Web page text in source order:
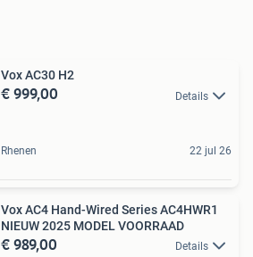
Vox AC30 H2
€ 999,00 Details
Rhenen 22 jul 26
Vox AC4 Hand-Wired Series AC4HWR1
NIEUW 2025 MODEL VOORRAAD
€ 989,00 Details